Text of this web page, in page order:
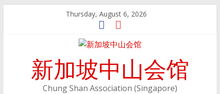
Thursday, August 6, 2026
新加坡中山会馆
Chung Shan Association (Singapore)